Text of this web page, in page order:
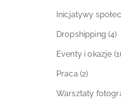
Inicjatywy
Dropshipping(4)
Eventy i okazje
Praca (2)
Warsztaty